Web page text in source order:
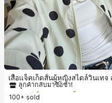
เสื้อแจ็คเก็ตสั้นผู้หญิงสไตล์วินเทจ
ดขนาดใหญ่ คอตั้ง เอวเข้ารูป แขน
ทรงหลวม แฟชั่นอเนกประสงค์ สำห
#1 ขายดี
ใน กระเป๋า เสื้อคลุมลำลอง
ลูกค้ากลับมาซื้อซ้ำ!
#1 ขายดี ใน กระเป๋า เสื้อคลุมลำลอง
ลูกค้ากลับมาซื้อซ้ำ!
#1 ขายดี ใน กระเป๋า เสื้อคลุมลำลอง
ลูกค้ากลับมาซื้อซ้ำ!
100+ sold